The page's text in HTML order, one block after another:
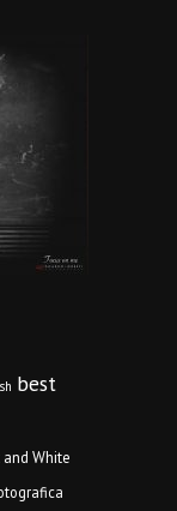
best
White